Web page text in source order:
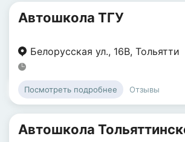
Автошкола ТГУ
Белорусская ул., 16В, Тольятти
Посмотреть подробнее Отзывы
Автошкола